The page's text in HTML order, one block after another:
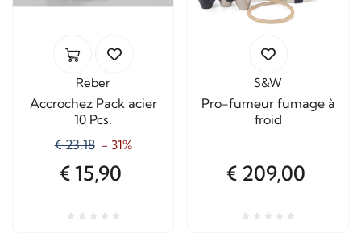
Reber
Accrochez Pack acier
10 Pcs.
€ 23,18 - 31%
€ 15,90
S&W
Pro-fumeur fumage à
froid
€ 209,00